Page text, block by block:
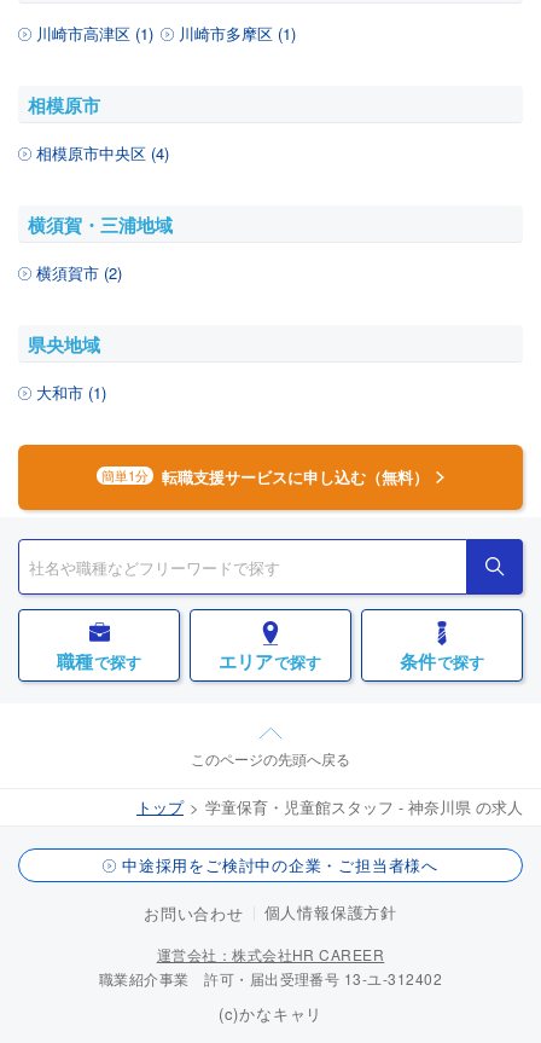
川崎市高津区 (1) 川崎市多摩区 (1)
相模原市
相模原市中央区 (4)
横須賀・三浦地域
横須賀市 (2)
県央地域
大和市 (1)
簡単1分 転職支援サービスに申し込む（無料）
職種で探す エリアで探す 条件で探す
このページの先頭へ戻る
トップ 学童保育・児童館スタッフ - 神奈川県 の求人
中途採用をご検討中の企業・ご担当者様へ
お問い合わせ 個人情報保護方針
運営会社：株式会社HR CAREER
職業紹介事業 許可・届出受理番号 13-ユ-312402
(c)かなキャリ